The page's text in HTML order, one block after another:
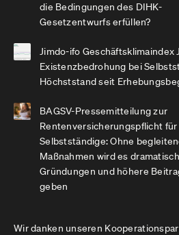
die Bedingungen des DIHK-
Gesetzentwurfs erfüllen?
Jimdo-ifo Geschäftsklimaindex
Existenzbedrohung bei
Höchststand seit
BAGSV-Pressemitteilung zur
Rentenversicherungspflicht für
Selbstständige: Ohne
Maßnahmen wird es
Gründungen und höhere
geben
Wir danken unseren